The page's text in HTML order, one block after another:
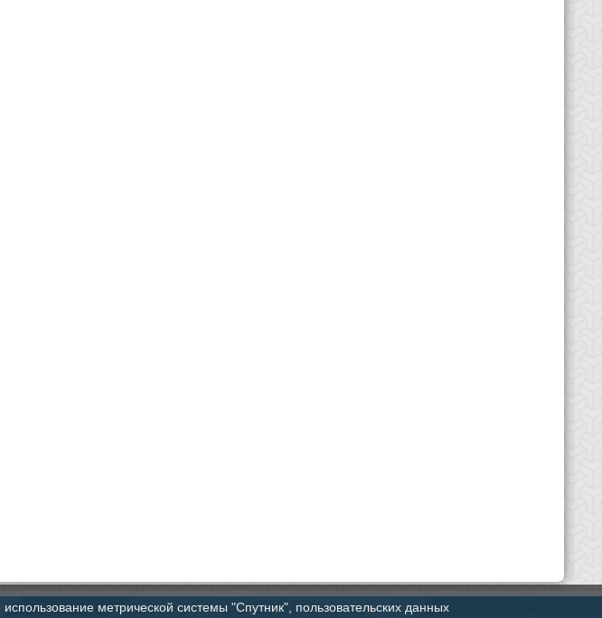
метрической системы "Спутник", пользовательских данных